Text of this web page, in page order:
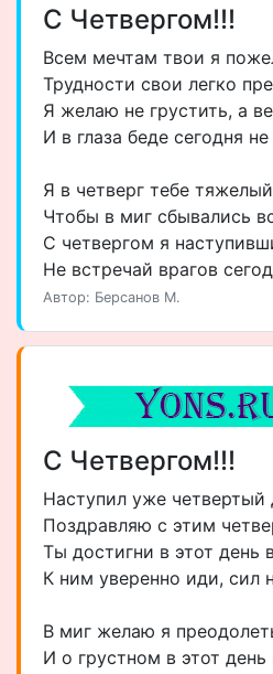
С Четвергом!!!
Всем мечтам твои я
Трудности свои легко
Я желаю не грустить, а
И в глаза беде сегодня
Я в четверг тебе
Чтобы в миг сбывались
С четвергом я
Не встречай врагов
Автор: Берсанов М.
С Четвергом!!!
Наступил уже четвертый
Поздравляю с этим
Ты достигни в этот день
К ним уверенно иди, сил
В миг желаю я
И о грустном в этот день